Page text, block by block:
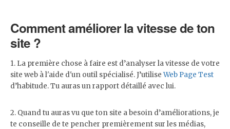
Comment améliorer la vitesse de ton
site ?
1. La première chose à faire est d’analyser la vitesse de votre
site web à l'aide d'un outil spécialisé. J’utiliseWeb Page Test
d’habitude. Tu auras un rapport détaillé avec lui.
2. Quand tu auras vu que ton site a besoin d’améliorations, je
te conseille de te pencher premièrement sur les médias,